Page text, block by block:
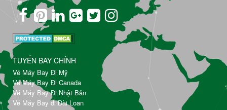
TUYẾN BAY CHÍNH
Vé Máy Bay Đi Mỹ
Vé Máy Bay Đi Canada
Vé Máy Bay Đi Nhật Bản
Vé Máy Bay đi Đài Loan